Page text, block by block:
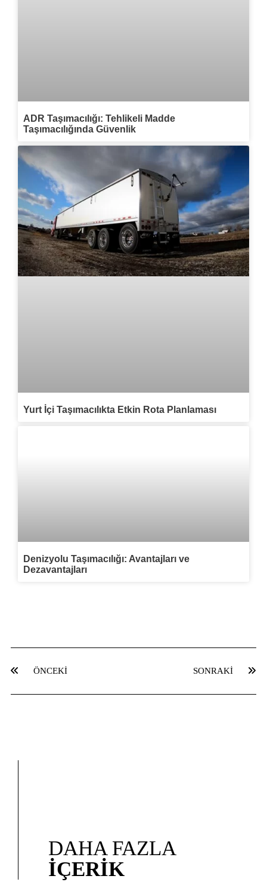
ADR Taşımacılığı: Tehlikeli Madde
Taşımacılığında Güvenlik
Yurt İçi Taşımacılıkta Etkin Rota Planlaması
Denizyolu Taşımacılığı: Avantajları ve
Dezavantajları
ÖNCEKI SONRAKI
DAHA FAZLA
İÇERIK